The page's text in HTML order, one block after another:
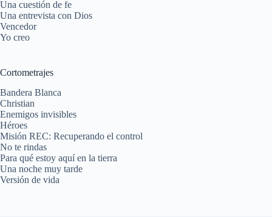
Una cuestión de fe
Una entrevista con Dios
Vencedor
Yo creo
Cortometrajes
Bandera Blanca
Christian
Enemigos invisibles
Héroes
Misión REC: Recuperando el control
No te rindas
Para qué estoy aquí en la tierra
Una noche muy tarde
Versión de vida